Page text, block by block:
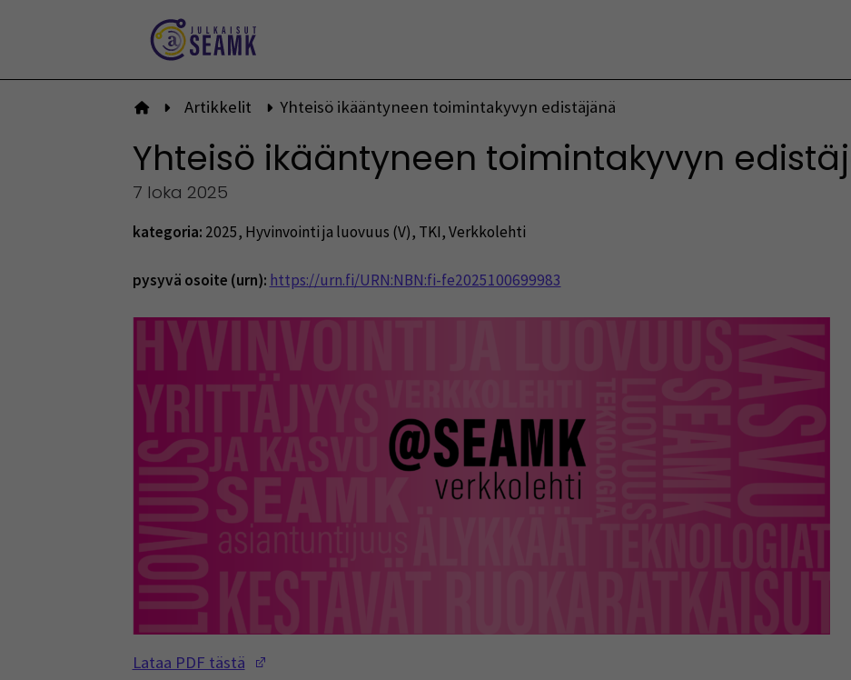
Etusivulle
Artikkelit Yhteisö ikääntyneen toimintakyvyn edistäjänä
Yhteisö ikääntyneen toimintakyvyn
7 loka 2025
kategoria: 2025, Hyvinvointi ja luovuus (V), TKI,Verkkolehti
pysyvä osoite (urn): https://urn.fi/URN:NBN:fi-fe2025100699983
Lataa PDF tästä